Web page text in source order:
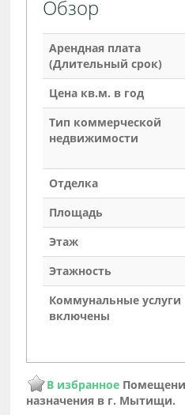
Обзор
Арендная плата
(Длительный срок)
Цена кв.м. в год
Тип коммерческой
недвижимости
Отделка
Площадь
Этаж
Этажность
Коммунальные услуги
включены
В избранное
назначения в г. Мытищи.